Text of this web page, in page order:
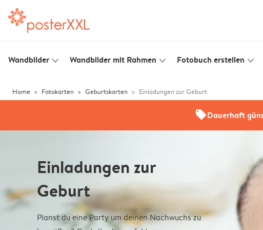
Wandbilder slim_arrow_down Wandbilder mit Rahmen slim_arrow_down Fotobuch erstellen slim_arrow_down
Home Fotokarten Geburtskarten Einladungen zur Geburt
offersDauerhaft
Einladungen zur
Geburt
Planst du eine Party um deinen Nachwuchs zu